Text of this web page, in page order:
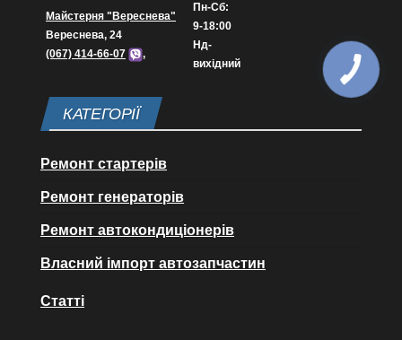
Майстерня "Вереснева"
Вереснева, 24
(067) 414-66-07
,
Пн-Сб:
9-18:00
Нд-
вихідний
КАТЕГОРІЇ
Ремонт стартерів
Ремонт генераторів
Ремонт автокондиціонерів
Власний імпорт автозапчастин
Статті